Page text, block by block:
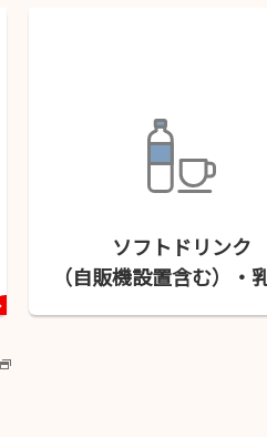
ソフトドリンク
（自販機設置含む）・
新